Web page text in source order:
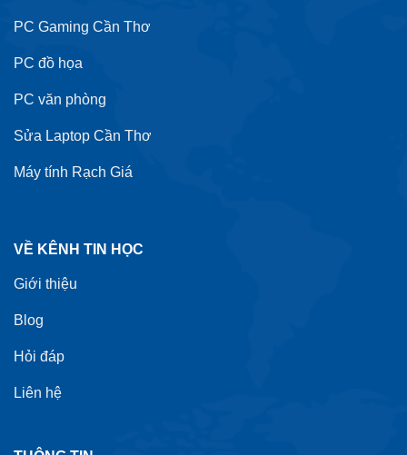
PC Gaming Cần Thơ
PC đồ họa
PC văn phòng
Sửa Laptop Cần Thơ
Máy tính Rạch Giá
VỀ KÊNH TIN HỌC
Giới thiệu
Blog
Hỏi đáp
Liên hệ